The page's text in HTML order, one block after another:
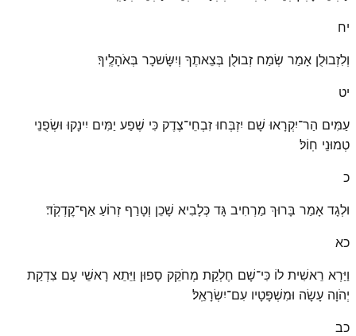
יח
וְלִזְבוּלֻן אָמַר שְׂמַח זְבוּלֻן בְּצֵאתֶךָ וְיִשָּׂשכָר בְּאֹהָלֶֽיךָ׃
יט
עַמִּים הַר־יִקְרָאוּ שָׁם יִזְבְּחוּ זִבְחֵי־צֶדֶק כִּי שֶׁפַע יַמִּים יִינָקוּ וּשְׂפֻנֵי
טְמוּנֵי חֽוֹל׃
כ
וּלְגָד אָמַר בָּרוּךְ מַרְחִיב גָּד כְּלָבִיא שָׁכֵן וְטָרַף זְרוֹעַ אַף־קׇדְקֹֽד׃
כא
וַיַּרְא רֵאשִׁית לוֹ כִּי־שָׁם חֶלְקַת מְחֹקֵק סָפוּן וַיֵּתֵא רָאשֵׁי עָם צִדְקַת
יְהֹוָה עָשָׂה וּמִשְׁפָּטָיו עִם־יִשְׂרָאֵֽל׃
כב